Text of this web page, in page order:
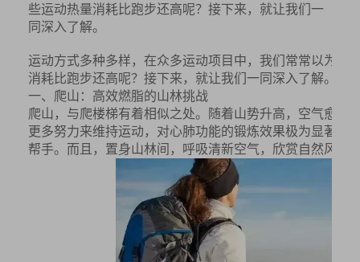
些运动热量消耗比跑步还高呢？接下来，就让我们一
同深入了解。
运动方式多种多样，在众多运动项目中，我们常常以为效
消耗比跑步还高呢？接下来，就让我们一同深入了解。
一、爬山：高效燃脂的山林挑战
爬山，与爬楼梯有着相似之处。随着山势升高，空气愈发
更多努力来维持运动，对心肺功能的锻炼效果极为显著。
帮手。而且，置身山林间，呼吸清新空气，欣赏自然风光